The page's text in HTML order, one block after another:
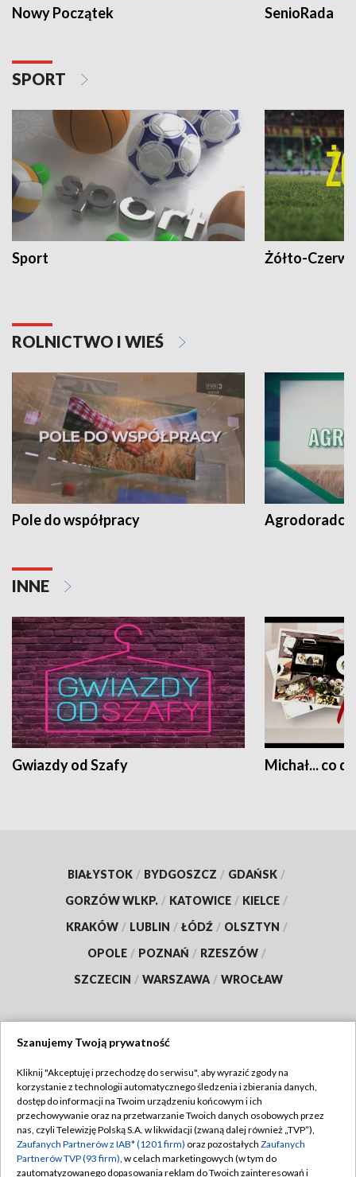
Nowy Początek SenioRada
SPORT
Sport Żółto-
ROLNICTWO I WIEŚ
Pole do współpracy Agrodoradcy
INNE
Gwiazdy od Szafy Michał... co
BIAŁYSTOK / BYDGOSZCZ / GDAŃSK /
GORZÓW WLKP. / KATOWICE / KIELCE /
KRAKÓW / LUBLIN / ŁÓDŹ / OLSZTYN /
OPOLE / POZNAŃ / RZESZÓW /
SZCZECIN / WARSZAWA / WROCŁAW
TVP
Abonament TVP
Emisja w TVP
Centrum informacji TVP
Regulamin TVP
Polityka prywatności
Moje zgody
Szanujemy Twoją prywatność
Kliknij "Akceptuję i przechodzę do serwisu", aby wyrazić zgody na
korzystanie z technologii automatycznego śledzenia i zbierania danych,
dostęp do informacji na Twoim urządzeniu końcowym i ich
przechowywanie oraz na przetwarzanie Twoich danych osobowych przez
nas, czyli Telewizję Polską S.A. w likwidacji (zwaną dalej również „TVP”),
Zaufanych Partnerów z IAB* (1201 firm) oraz pozostałych Zaufanych
Partnerów TVP (93 firm), w celach marketingowych (w tym do
zautomatyzowanego dopasowania reklam do Twoich zainteresowań i